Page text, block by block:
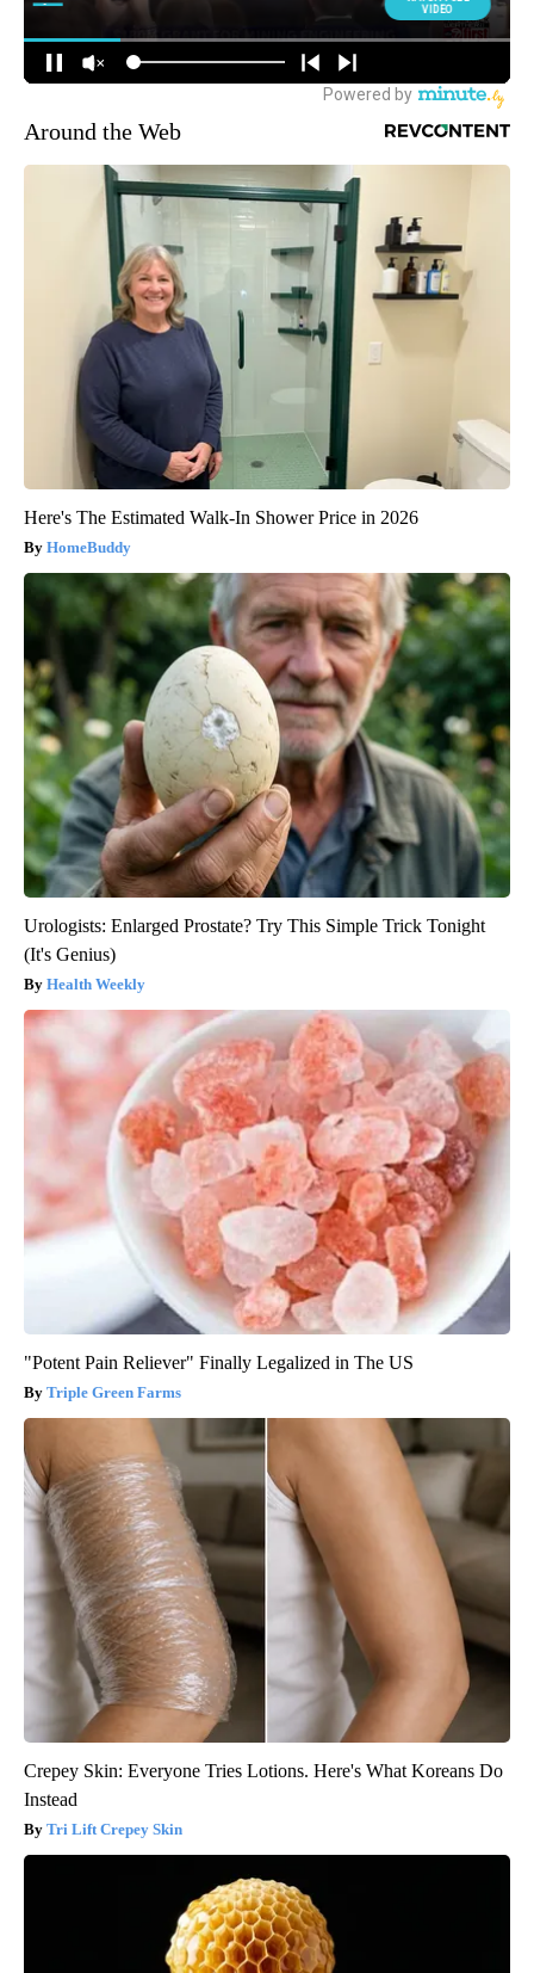
Around the Web
Here's The Estimated Walk-In Shower Price in 2026
HomeBuddy
Urologists: Enlarged Prostate? Try This Simple Trick Tonight
(It's Genius)
Health Weekly
"Potent Pain Reliever" Finally Legalized in The US
Triple Green Farms
Crepey Skin: Everyone Tries Lotions. Here's What Koreans Do
Instead
Tri Lift Crepey Skin